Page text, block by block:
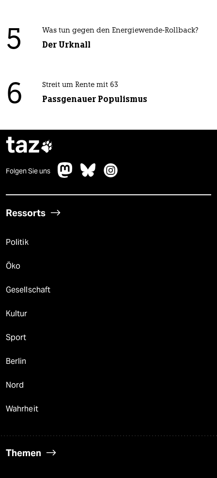
5 Was tun gegen den Energiewende-Rollback?
Der Urknall
6 Streit um Rente mit 63
Passgenauer Populismus
taz
Folgen Sie uns
Ressorts
Politik
Öko
Gesellschaft
Kultur
Sport
Berlin
Nord
Wahrheit
Themen